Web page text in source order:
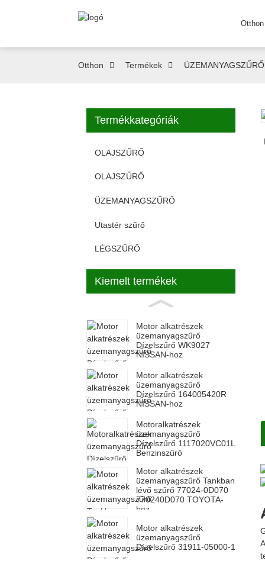
Otthon
Otthon Termékek ÜZEMANYAGSZŰRŐ
Termékkategóriák
OLAJSZŰRŐ
OLAJSZŰRŐ
ÜZEMANYAGSZŰRŐ
Utastér szűrő
LÉGSZŰRŐ
Kiemelt termékek
Motor alkatrészek
üzemanyagszűrő
Dízelszűrő WK9027
NISSAN-hoz
Motor alkatrészek
üzemanyagszűrő
Dízelszűrő 164005420R
NISSAN-hoz
Motoralkatrészek
üzemanyagszűrő
Dízelszűrő 1117020VC01L
Benzinszűrő
Motor alkatrészek
üzemanyagszűrő Tankban
lévő szűrő 77024-0D070
770240D070 TOYOTA-
hoz
Motor alkatrészek
üzemanyagszűrő
Dízelszűrő 31911-05000-1
Loading...
Loading...